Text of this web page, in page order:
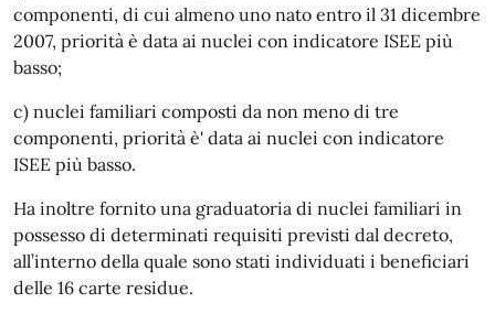
componenti, di cui almeno uno nato entro il 31 dicembre
2007, priorità è data ai nuclei con indicatore ISEE più
basso;
c) nuclei familiari composti da non meno di tre
componenti, priorità è' data ai nuclei con indicatore
ISEE più basso.
Ha inoltre fornito una graduatoria di nuclei familiari in
possesso di determinati requisiti previsti dal decreto,
all’interno della quale sono stati individuati i beneficiari
delle 16 carte residue.